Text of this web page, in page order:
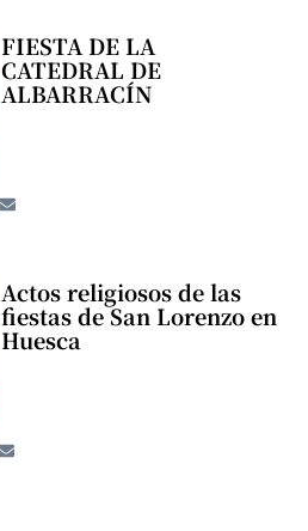
FIESTA DE LA
CATEDRAL DE
ALBARRACÍN
Actos religiosos de las
fiestas de San Lorenzo en
Huesca